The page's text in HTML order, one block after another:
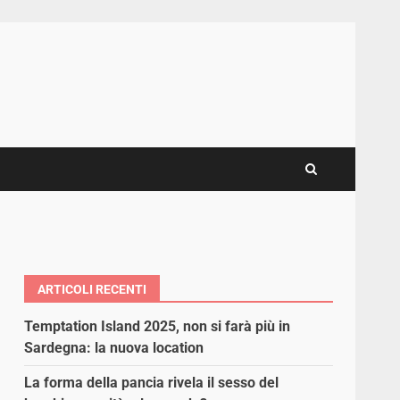
ARTICOLI RECENTI
Temptation Island 2025, non si farà più in
Sardegna: la nuova location
La forma della pancia rivela il sesso del